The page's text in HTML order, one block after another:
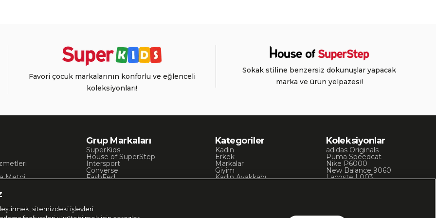
Favori çocuk markalarının konforlu ve eğlenceli
koleksiyonları!
Sokak stiline benzersiz dokunuşlar yapacak
marka ve ürün yelpazesi!
Metni
Grup Markaları
SuperKids
House of SuperStep
Intersport
Converse
FashFed
Occassion
UNITED4
Kategoriler
Kadın
Erkek
Markalar
Giyim
Kadın Ayakkabı
Koleksiyonlar
adidas Originals
Puma Speedcat
Nike P6000
New Balance 9060
Lacoste L003
sitemizdeki işlevleri